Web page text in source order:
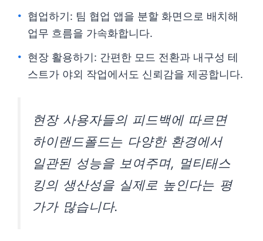
협업하기: 팀 협업 앱을 분할 화면으로 배치해
업무 흐름을 가속화합니다.
현장 활용하기: 간편한 모드 전환과 내구성 테
스트가 야외 작업에서도 신뢰감을 제공합니다.
현장 사용자들의 피드백에 따르면
하이랜드폴드는 다양한 환경에서
일관된 성능을 보여주며, 멀티태스
킹의 생산성을 실제로 높인다는 평
가가 많습니다.